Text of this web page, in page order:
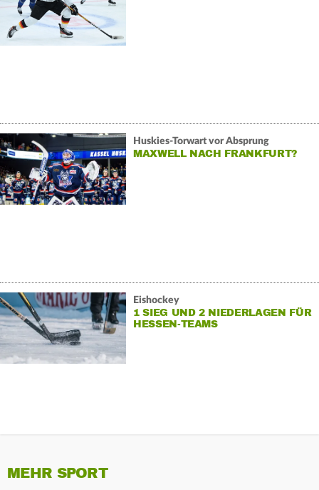
Huskies-Torwart vor Absprung
MAXWELL NACH FRANKFURT?
Eishockey
1 SIEG UND 2 NIEDERLAGEN FÜR
HESSEN-TEAMS
MEHR SPORT